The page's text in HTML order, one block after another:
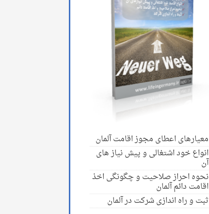
معیارهای اعطای مجوز اقامت آلمان
انواع خود اشتغالی و پیش نیاز های
آن
نحوه احراز صلاحیت و چگونگی اخذ
اقامت دائم آلمان
ثبت و راه اندازی شرکت در آلمان